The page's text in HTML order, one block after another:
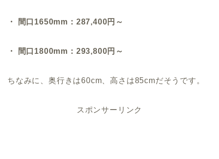
・ 間口1650mm：287,400円～
・ 間口1800mm：293,800円～
ちなみに、奥行きは60cm、高さは85cmだそうです。
スポンサーリンク